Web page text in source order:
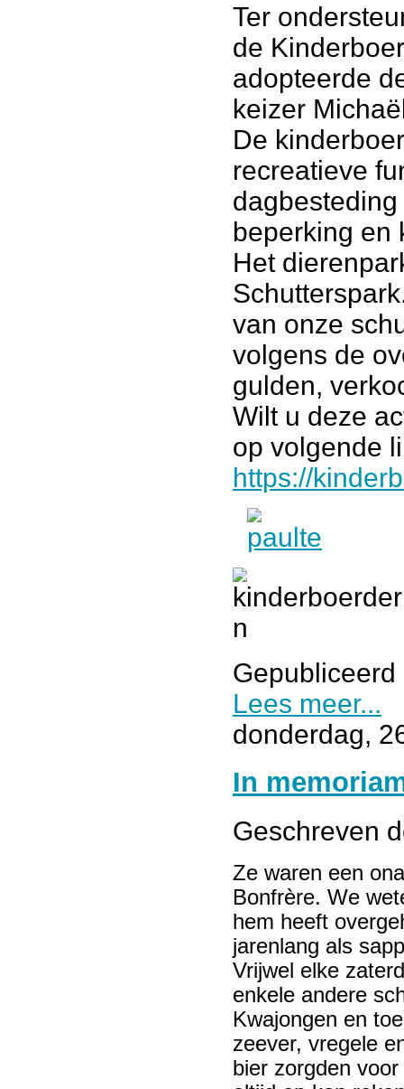
Ter
de
adopteerde
keizer
De
recreatieve
beperking en
Het
van onze
volgens de
gulden,
Wilt u deze
op volgende
https://
Gepubliceerd
Lees meer...
donderdag,
In
Geschreven
Ze waren een
Bonfrère. We
hem heeft
jarenlang als
Vrijwel elke
enkele andere
Kwajongen en
zeever, vregele
bier zorgden